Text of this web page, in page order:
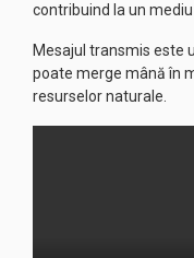
contribuind la un
Mesajul transmis este
poate merge mână în
resurselor naturale.